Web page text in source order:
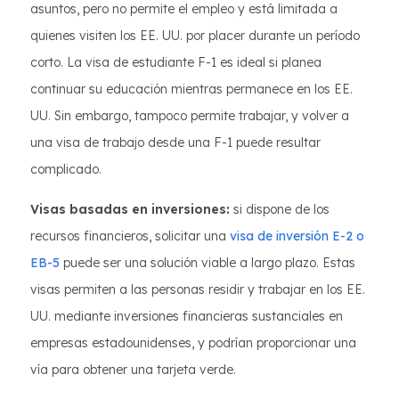
asuntos, pero no permite el empleo y está limitada a
quienes visiten los EE. UU. por placer durante un período
corto. La visa de estudiante F-1 es ideal si planea
continuar su educación mientras permanece en los EE.
UU. Sin embargo, tampoco permite trabajar, y volver a
una visa de trabajo desde una F-1 puede resultar
complicado.
Visas basadas en inversiones: si dispone de los
recursos financieros, solicitar una visa de inversión E-2 o
EB-5 puede ser una solución viable a largo plazo. Estas
visas permiten a las personas residir y trabajar en los EE.
UU. mediante inversiones financieras sustanciales en
empresas estadounidenses, y podrían proporcionar una
vía para obtener una tarjeta verde.